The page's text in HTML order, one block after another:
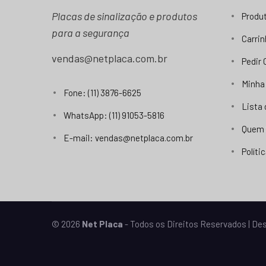
Placas de sinalização e produtos
para a segurança
vendas@netplaca.com.br
Fone: (11) 3876-6625
WhatsApp: (11) 91053-5816
E-mail: vendas@netplaca.com.br
Pedir
Lista
© 2026 Net Placa - Todos os Direitos Reservados |